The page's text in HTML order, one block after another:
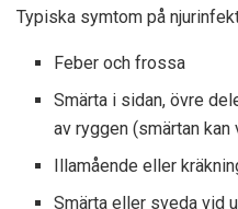
Typiska symtom på
Feber och frossa
Smärta i sidan, övre
av ryggen (smärtan kan
Illamående eller
Smärta eller sveda vid